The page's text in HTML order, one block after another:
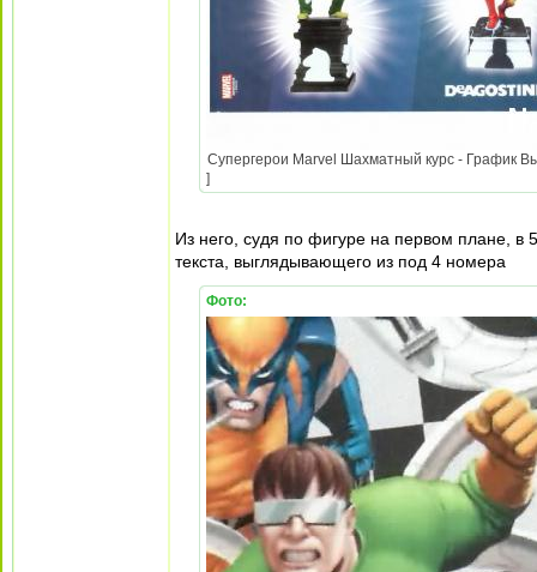
Супергерои Marvel Шахматный курс - График
]
Из него, судя по фигуре на первом плане, в
текста, выглядывающего из под 4 номера
Фото: